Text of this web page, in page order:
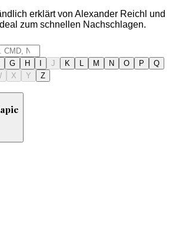
erklärt von Alexander Reichl und
zum schnellen Nachschlagen.
G H J K M N O P
Q
X Y Z